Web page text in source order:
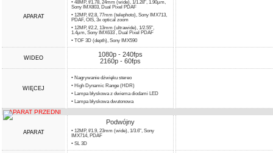
APARAT
• 48MP, f/1.78, 24mm (wide), 1/1.28", 1.90µm,
Sony IMX803, Dual Pixel PDAF
• 12MP, f/2.8, 77mm (telephoto), Sony IMX713,
PDAF, OIS, 3x optical zoom
• 12MP, f/2.2, 13mm (ultrawide), 1/2.55",
1.4µm, Sony IMX633 , Dual Pixel PDAF
• TOF 3D (depth), Sony IMX590
WIDEO
1080p - 240fps
2160p - 60fps
WIĘCEJ
• Nagrywanie dźwięku stereo
• High Dynamic Range (HDR)
• Lampa błyskowa z dwiema diodami LED
• Lampa błyskowa dwutonowa
APARAT PRZEDNI
APARAT
Podwójny
• 12MP, f/1.9, 23mm (wide), 1/3.6", Sony
IMX714, PDAF
• SL 3D